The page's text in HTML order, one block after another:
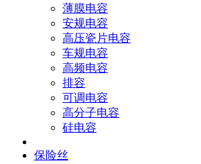
薄膜电容
安规电容
高压瓷片电容
车规电容
高频电容
排容
可调电容
高分子电容
硅电容
保险丝